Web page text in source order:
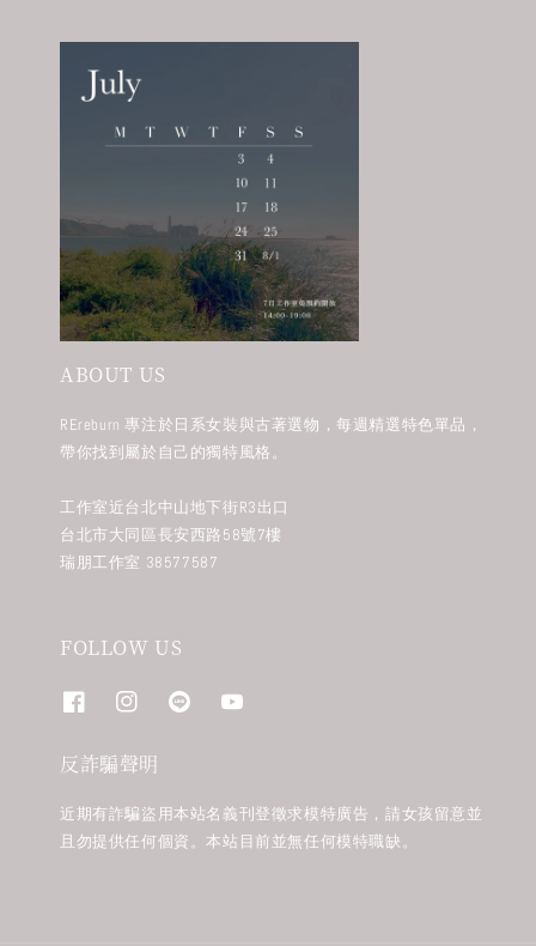
ABOUT US
REreburn 專注於日系女裝與古著選物，每週精選特色單品，
帶你找到屬於自己的獨特風格。
工作室近台北中山地下街R3出口
台北市大同區長安西路58號7樓
瑞朋工作室 38577587
FOLLOW US
反詐騙聲明
近期有詐騙盜用本站名義刊登徵求模特廣告，請女孩留意並
且勿提供任何個資。本站目前並無任何模特職缺。